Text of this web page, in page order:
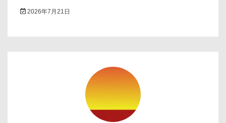
2026年7月21日